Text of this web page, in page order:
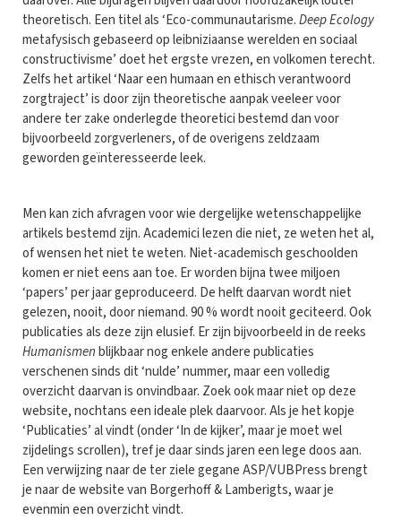
theoretisch. Een titel als ‘Eco-communautarisme.Deep Ecology
metafysisch gebaseerd op leibniziaanse werelden en sociaal
constructivisme’ doet het ergste vrezen, en volkomen terecht.
Zelfs het artikel ‘Naar een humaan en ethisch verantwoord
zorgtraject’ is door zijn theoretische aanpak veeleer voor
andere ter zake onderlegde theoretici bestemd dan voor
bijvoorbeeld zorgverleners, of de overigens zeldzaam
geworden geïnteresseerde leek.
Men kan zich afvragen voor wie dergelijke wetenschappelijke
artikels bestemd zijn. Academici lezen die niet, ze weten het al,
of wensen het niet te weten. Niet-academisch geschoolden
komen er niet eens aan toe. Er worden bijna twee miljoen
‘papers’ per jaar geproduceerd. De helft daarvan wordt niet
gelezen, nooit, door niemand. 90 % wordt nooit geciteerd. Ook
publicaties als deze zijn elusief. Er zijn bijvoorbeeld in de reeks
Humanismenblijkbaar nog enkele andere publicaties
verschenen sinds dit ‘nulde’ nummer, maar een volledig
overzicht daarvan is onvindbaar. Zoek ook maar niet op deze
website, nochtans een ideale plek daarvoor. Als je het kopje
‘Publicaties’ al vindt (onder ‘In de kijker’, maar je moet wel
zijdelings scrollen), tref je daar sinds jaren een lege doos aan.
Een verwijzing naar de ter ziele gegane ASP/VUBPress brengt
je naar de website van Borgerhoff & Lamberigts, waar je
evenmin een overzicht vindt.